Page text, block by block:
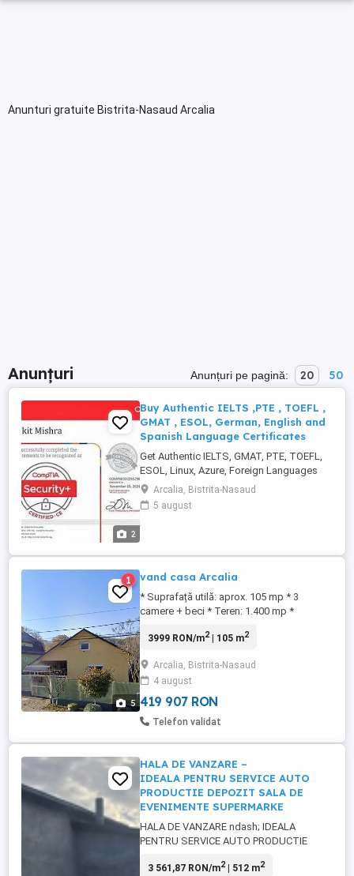
Anunturi gratuite Bistrita-Nasaud Arcalia
Anunțuri Anunțuri pe pagină: 20 50
2
Buy Authentic IELTS ,PTE , TOEFL ,
GMAT , ESOL, German, English and
Spanish Language Certificates
Get Authentic IELTS, GMAT, PTE, TOEFL,
ESOL, Linux, Azure, Foreign Languages
and AWS Certificates Online Get Authentic
IELTS, Linux Exams, PTE, TOEFL, Azure,
ESOL, German Exams**,** AWS Exams,
Exams, University Entrance Exams ...
Arcalia, Bistrita-Nasaud
5 august
5
1 vand casa Arcalia
* Suprafață utilă: aprox. 105 mp * 3
camere + beci * Teren: 1.400 mp *
Toate utilitățile Zona liniștită , este situată
ideală pentru amenajare după propriul
gust , prețul este de 80.000euro
NEGOCIABIL. Telefon ...
3999 RON/m2| 105 m2
Arcalia, Bistrita-Nasaud
4 august
419 907 RON
Telefon validat
HALA DE VANZARE –
IDEALA PENTRU SERVICE AUTO
PRODUCTIE DEPOZIT SALA DE
EVENIMENTE SUPERMARKE
HALA DE VANZARE ndash; IDEALA
PENTRU SERVICE AUTO PRODUCTIE
SUPERMARKET Va prezentam o
3 561,87 RON/m2| 512 m2